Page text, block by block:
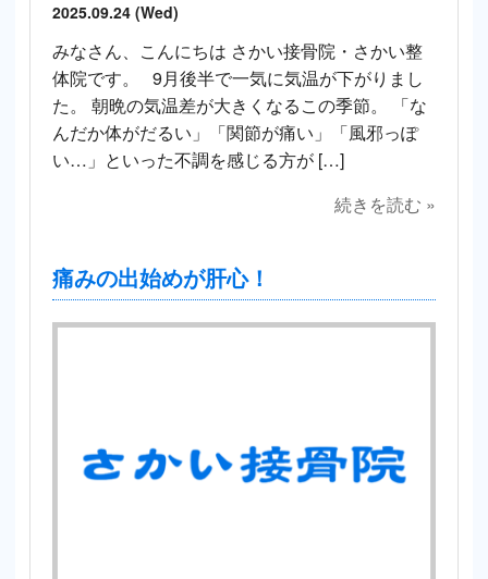
2025.09.24 (Wed)
みなさん、こんにちは さかい接骨院・さかい整
体院です。 9月後半で一気に気温が下がりまし
た。 朝晩の気温差が大きくなるこの季節。 「な
んだか体がだるい」「関節が痛い」「風邪っぽ
い…」といった不調を感じる方が […]
続きを読む »
痛みの出始めが肝心！